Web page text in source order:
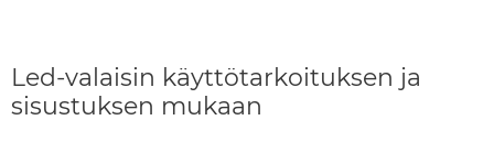
Led-valaisin käyttötarkoituksen ja
sisustuksen mukaan